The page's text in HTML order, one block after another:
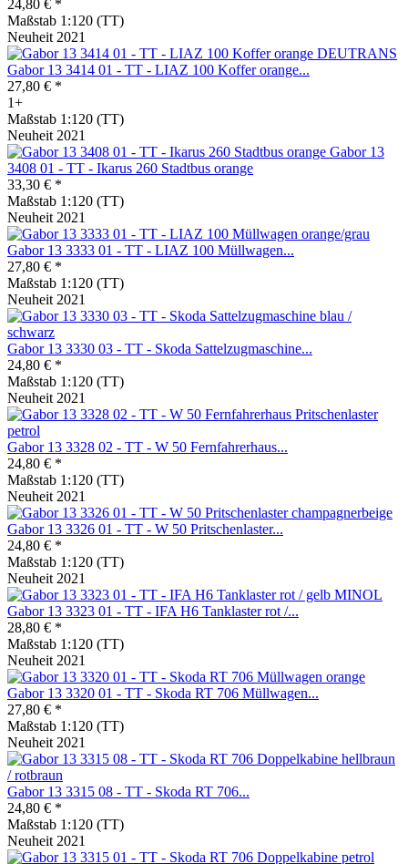
24,80 € *
Maßstab 1:120 (TT)
Neuheit 2021
Gabor 13 3414 01 - TT - LIAZ 100 Koffer orange...
27,80 € *
1+
Maßstab 1:120 (TT)
Neuheit 2021
Gabor 13
3408 01 - TT - Ikarus 260 Stadtbus orange
33,30 € *
Maßstab 1:120 (TT)
Neuheit 2021
Gabor 13 3333 01 - TT - LIAZ 100 Müllwagen...
27,80 € *
Maßstab 1:120 (TT)
Neuheit 2021
Gabor 13 3330 03 - TT - Skoda Sattelzugmaschine...
24,80 € *
Maßstab 1:120 (TT)
Neuheit 2021
Gabor 13 3328 02 - TT - W 50 Fernfahrerhaus...
24,80 € *
Maßstab 1:120 (TT)
Neuheit 2021
Gabor 13 3326 01 - TT - W 50 Pritschenlaster...
24,80 € *
Maßstab 1:120 (TT)
Neuheit 2021
Gabor 13 3323 01 - TT - IFA H6 Tanklaster rot /...
28,80 € *
Maßstab 1:120 (TT)
Neuheit 2021
Gabor 13 3320 01 - TT - Skoda RT 706 Müllwagen...
27,80 € *
Maßstab 1:120 (TT)
Neuheit 2021
Gabor 13 3315 08 - TT - Skoda RT 706...
24,80 € *
Maßstab 1:120 (TT)
Neuheit 2021